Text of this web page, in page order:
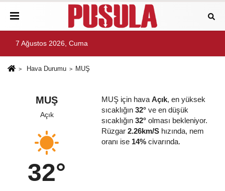
7 Ağustos 2026, Cuma
Hava Durumu MUŞ
MUŞ
Açık
32°
MUŞ için hava Açık, en yüksek
sıcaklığın 32°ve en düşük
sıcaklığın 32°olması bekleniyor.
Rüzgar 2.26km/Shızında, nem
oranı ise 14%civarında.